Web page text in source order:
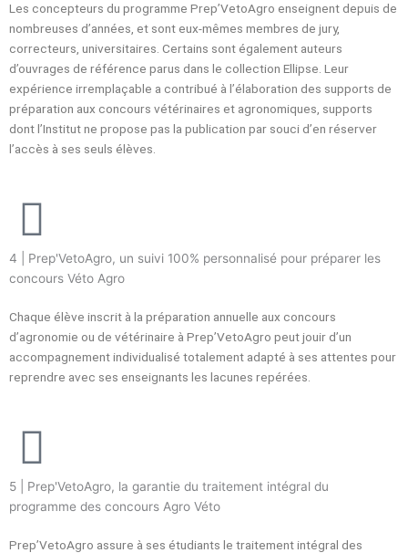
Les concepteurs du programme Prep’VetoAgro enseignent depuis de
nombreuses d’années, et sont eux-mêmes membres de jury,
correcteurs, universitaires. Certains sont également auteurs
d’ouvrages de référence parus dans le collection Ellipse. Leur
expérience irremplaçable a contribué à l’élaboration des supports de
préparation aux concours vétérinaires et agronomiques, supports
dont l’Institut ne propose pas la publication par souci d’en réserver
l’accès à ses seuls élèves.
4 | Prep'VetoAgro, un suivi 100% personnalisé pour préparer les
concours Véto Agro
Chaque élève inscrit à la préparation annuelle aux concours
d’agronomie ou de vétérinaire à Prep’VetoAgro peut jouir d’un
accompagnement individualisé totalement adapté à ses attentes pour
reprendre avec ses enseignants les lacunes repérées.
5 | Prep'VetoAgro, la garantie du traitement intégral du
programme des concours Agro Véto
Prep’VetoAgro assure à ses étudiants le traitement intégral des